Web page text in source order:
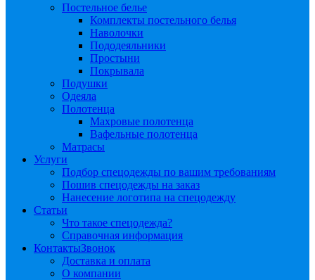
Постельное белье
Комплекты постельного белья
Наволочки
Пододеяльники
Простыни
Покрывала
Подушки
Одеяла
Полотенца
Махровые полотенца
Вафельные полотенца
Матрасы
Услуги
Подбор спецодежды по вашим требованиям
Пошив спецодежды на заказ
Нанесение логотипа на спецодежду
Статьи
Что такое спецодежда?
Справочная информация
КонтактыЗвонок
Доставка и оплата
О компании